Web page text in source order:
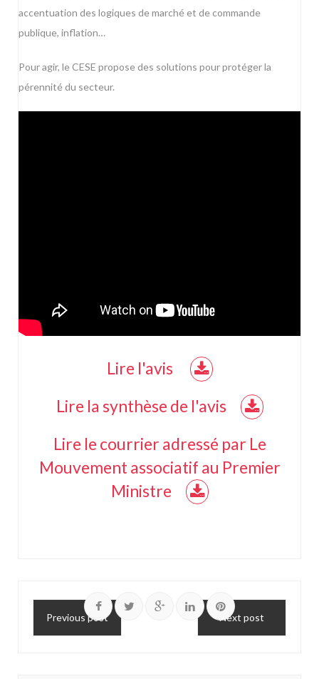
accentuation des logiques de marché et de commande
publique, inflation…
Pour agir, le CESE propose des solutions pour protéger la
pérennité du secteur.
Lire l'avis
Lire la synthèse de l'avis
Lire le courrier adressé par Le
Mouvement associatif au Premier
Ministre
Previous post Next post